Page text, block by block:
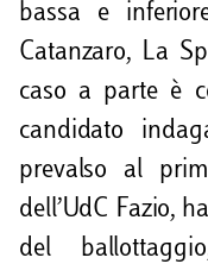
bassa e
Catanzaro, La
caso a parte è
candidato
prevalso al
dell’UdC Fazio,
del